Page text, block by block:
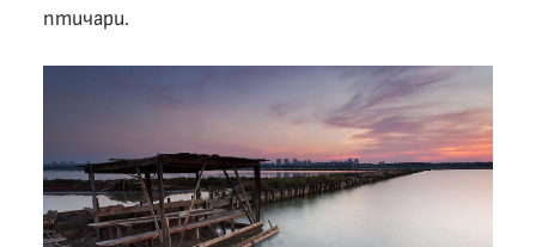
птичари.